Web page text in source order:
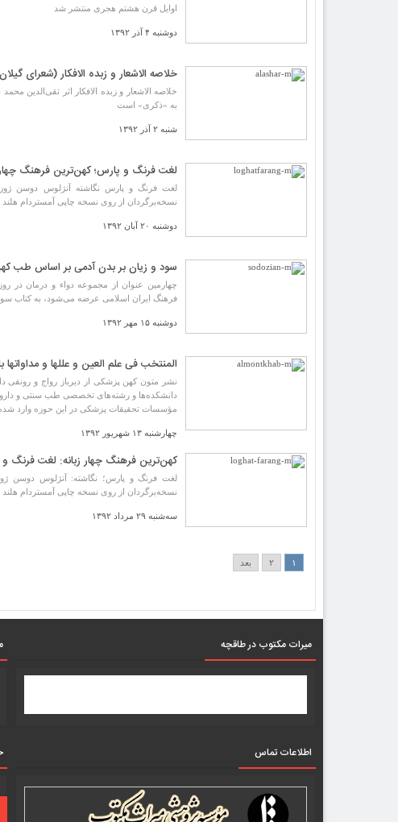
اوایل قرن هشتم هجری منتشر شد
دوشنبه ۴ آذر ۱۳۹۲
خلاصه الاشعار و زبده الافکار (شعرای
خلاصه الاشعار و زبده الافکار اثر تقی‌الدین
به «ذکری» است
شنبه ۲ آذر ۱۳۹۲
لغت فرنگ و پارس؛ کهن‌ترین فرهنگ چهار
لغت فرنگ و پارس نگاشته آنژلوس دوسن
نسخه‌برگردان از روی نسخه چاپی آمستردام
دوشنبه ۲۰ آبان ۱۳۹۲
سود و زیان بر بدن آدمی بر اساس طب
چهارمین عنوان از مجموعه دواء و درمان در
فرهنگ ایران اسلامی عرضه می‌شود، به کتاب
دوشنبه ۱۵ مهر ۱۳۹۲
المنتخب فی علم العین و عللها و
نشر متون کهن پزشکی از دیرباز رواج و رونقی
دانشکده‌ها و رشته‌های تخصصی طب سنتی و
مؤسسات تحقیقات پزشکی در این حوزه وارد شده
چهارشنبه ۱۳ شهریور ۱۳۹۲
کهن‌ترین فرهنگ چهار زبانه: لغت فرنگ
لغت فرنگ و پارس؛ نگاشته: آنژلوس دوسن
نسخه‌برگردان از روی نسخه چاپی آمستردام هلند
سه‌شنبه ۲۹ مرداد ۱۳۹۲
۱ ۲ بعد
میرات مکتوب در طاقچه
اطلاعات تماس